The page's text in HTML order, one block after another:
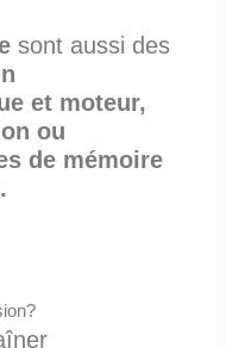
sont aussi des
et moteur,
ou
de mémoire